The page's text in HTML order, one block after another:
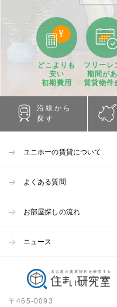
どこよりも
安い
初期費用
フリーレ
期間が
賃貸物件
沿線から
探す
ユニホーの賃貸について
よくある質問
お部屋探しの流れ
ニュース
〒465-0093